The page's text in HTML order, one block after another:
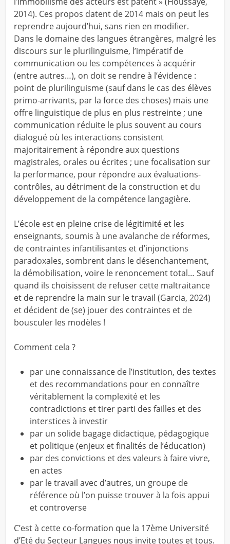
2014). Ces propos datent de 2014 mais on peut les
reprendre aujourd’hui, sans rien en modifier.
Dans le domaine des langues étrangères, malgré les
discours sur le plurilinguisme, l’impératif de
communication ou les compétences à acquérir
(entre autres…), on doit se rendre à l’évidence :
point de plurilinguisme (sauf dans le cas des élèves
primo-arrivants, par la force des choses) mais une
offre linguistique de plus en plus restreinte ; une
communication réduite le plus souvent au cours
dialogué où les interactions consistent
majoritairement à répondre aux questions
magistrales, orales ou écrites ; une focalisation sur
la performance, pour répondre aux évaluations-
contrôles, au détriment de la construction et du
développement de la compétence langagière.
L’école est en pleine crise de légitimité et les
enseignants, soumis à une avalanche de réformes,
de contraintes infantilisantes et d’injonctions
paradoxales, sombrent dans le désenchantement,
la démobilisation, voire le renoncement total… Sauf
quand ils choisissent de refuser cette maltraitance
et de reprendre la main sur le travail (Garcia, 2024)
et décident de (se) jouer des contraintes et de
bousculer les modèles !
Comment cela ?
par une connaissance de l’institution, des textes
et des recommandations pour en connaître
véritablement la complexité et les
contradictions et tirer parti des failles et des
interstices à investir
par un solide bagage didactique, pédagogique
et politique (enjeux et finalités de l’éducation)
par des convictions et des valeurs à faire vivre,
en actes
par le travail avec d’autres, un groupe de
référence où l’on puisse trouver à la fois appui
et controverse
C’est à cette co-formation que la 17ème Université
d’Eté du Secteur Langues nous invite toutes et tous.